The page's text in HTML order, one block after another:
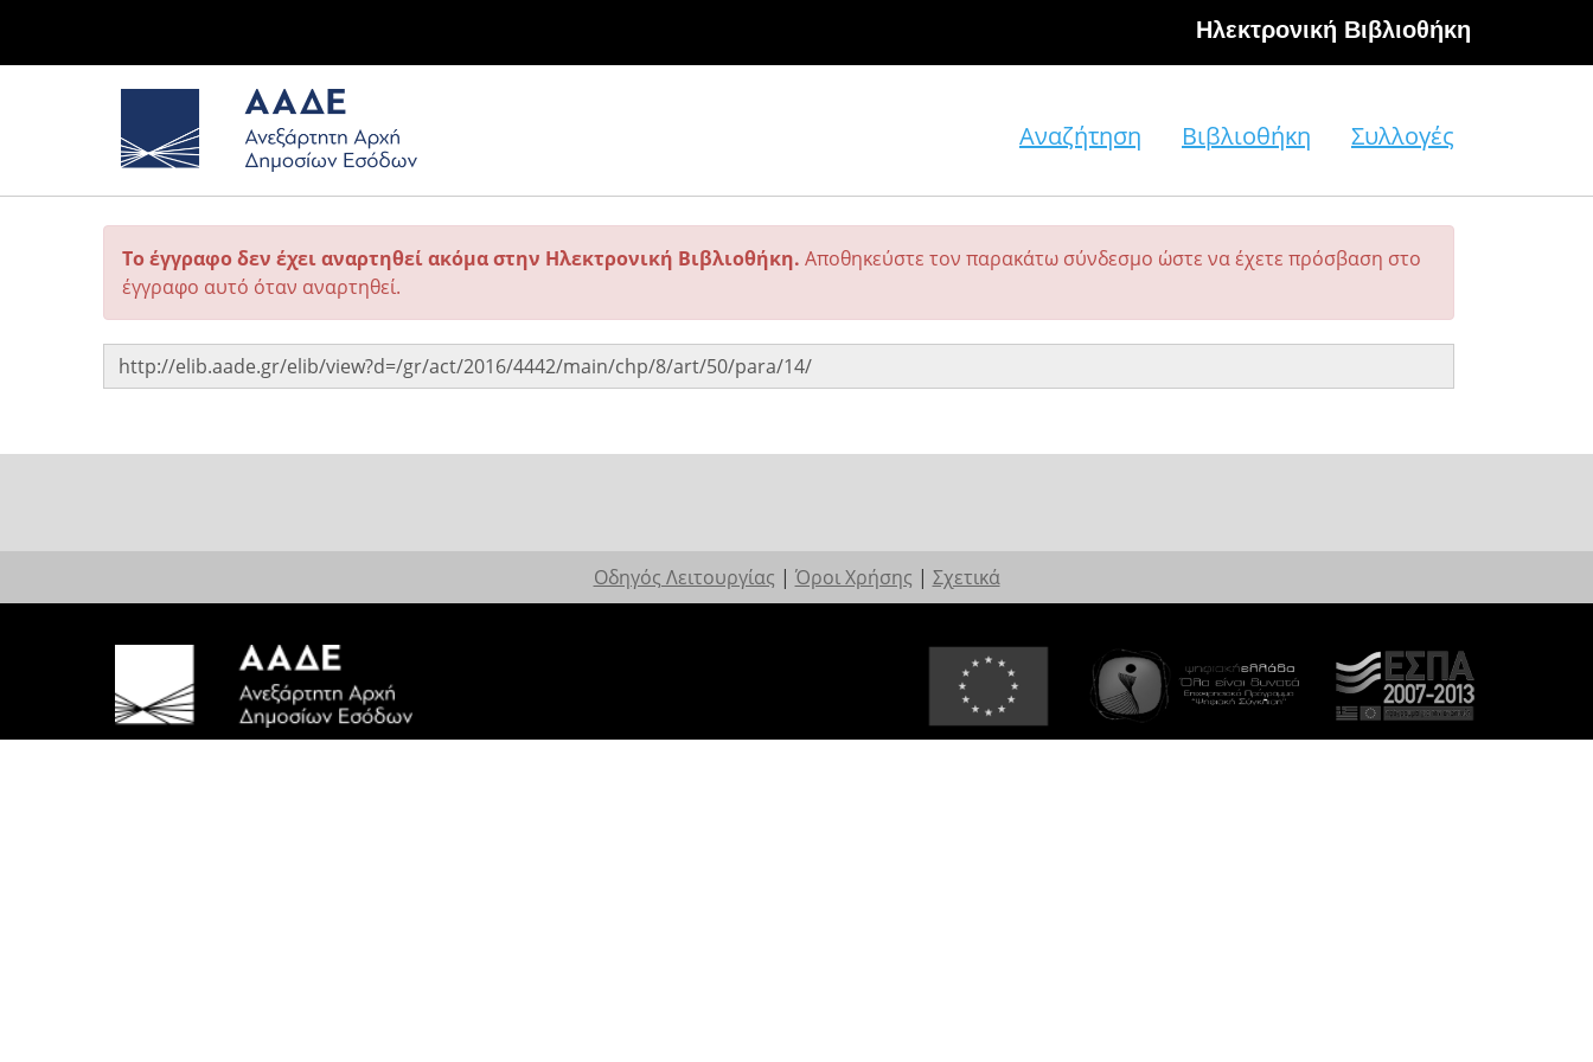
Hλεκτρονική Βιβλιοθήκη
Αναζήτηση Βιβλιοθήκη Συλλογές
Το έγγραφο δεν έχει αναρτηθεί ακόμα στην Ηλεκτρονική Βιβλιοθήκη. Αποθηκεύστε τον παρακάτω σύνδεσμο ώστε να έχετε πρόσβαση στο
έγγραφο αυτό όταν αναρτηθεί.
Οδηγός Λειτουργίας | Όροι Χρήσης | Σχετικά